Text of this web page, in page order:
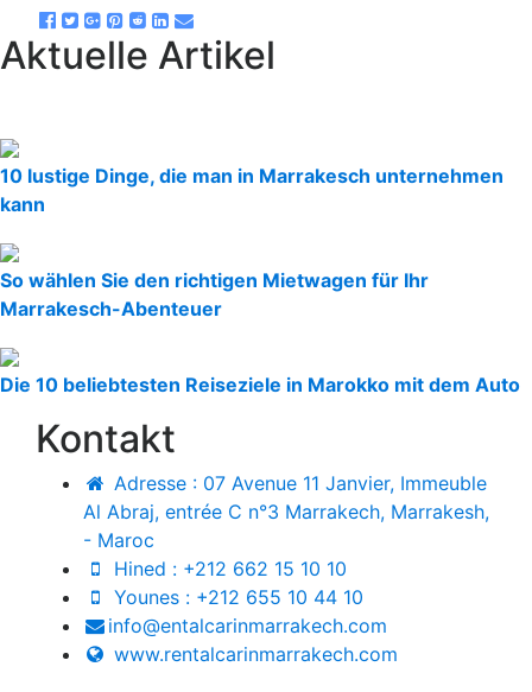
Aktuelle Artikel
10 lustige Dinge, die man in Marrakesch unternehmen
kann
So wählen Sie den richtigen Mietwagen für Ihr
Marrakesch-Abenteuer
Die 10 beliebtesten Reiseziele in Marokko mit dem Auto
Kontakt
Adresse : 07 Avenue 11 Janvier, Immeuble
Al Abraj, entrée C n°3 Marrakech, Marrakesh,
- Maroc
Hined : +212 662 15 10 10
Younes : +212 655 10 44 10
info@entalcarinmarrakech.com
www.rentalcarinmarrakech.com